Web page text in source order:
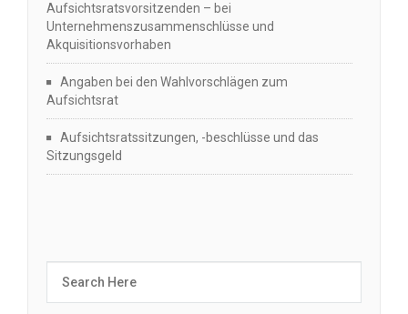
Aufsichtsratsvorsitzenden – bei
Unternehmenszusammenschlüsse und
Akquisitionsvorhaben
Angaben bei den Wahlvorschlägen zum
Aufsichtsrat
Aufsichtsratssitzungen, -beschlüsse und das
Sitzungsgeld